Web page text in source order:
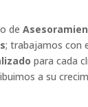
de
; trabajamos con
para cada
a su